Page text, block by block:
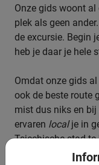
Onze gids woont
plek als geen
de excursie. Begin
heb je daar je hele
Omdat onze gids
ook de beste route
mist dus niks en
ervaren localje in
Tsjechische stad
eeuwenlang een